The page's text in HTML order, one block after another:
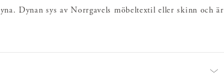
Dynan sys av Norrgavels möbeltextil eller skinn och är